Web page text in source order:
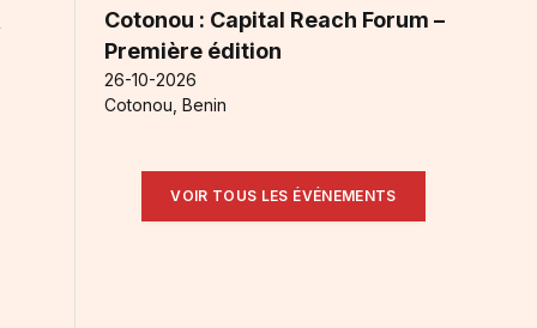
Cotonou : Capital Reach Forum –
Première édition
26-10-2026
Cotonou, Benin
VOIR TOUS LES ÉVÉNEMENTS